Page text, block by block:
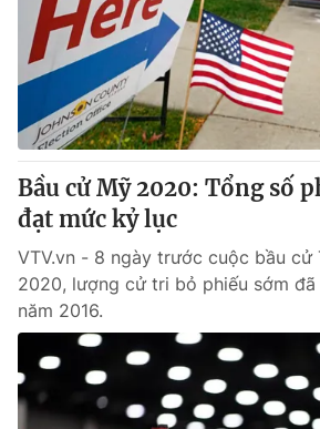
Bầu cử Mỹ 2020: Tổng số
đạt mức kỷ lục
VTV.vn - 8 ngày trước cuộc bầu cử
2020, lượng cử tri bỏ phiếu sớm
năm 2016.